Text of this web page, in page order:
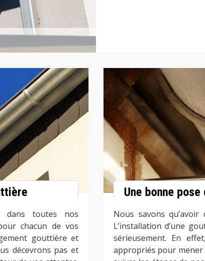
toutes nos
chacun de vos
gouttière et
décevrons pas et
Une bonne
Nous savons
L’installation d’une
sérieusement. En
appropriés pour mener